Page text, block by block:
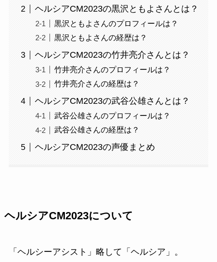
ヘルシアCM2023の黒沢ともよさんとは？
黒沢ともよさんのプロフィールは？
黒沢ともよさんの経歴は？
ヘルシアCM2023の竹井亮介さんとは？
竹井亮介さんのプロフィールは？
竹井亮介さんの経歴は？
ヘルシアCM2023の武谷公雄さんとは？
武谷公雄さんのプロフィールは？
武谷公雄さんの経歴は？
ヘルシアCM2023の声優まとめ
ヘルシアCM2023について
「ヘルシーアシスト」略して「ヘルシア」。